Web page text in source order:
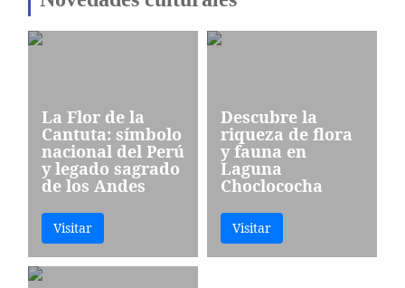
La Flor de la
Cantuta: símbolo
nacional del Perú
y legado sagrado
de los Andes
Visitar
Descubre la
riqueza de flora
y fauna en
Laguna
Choclococha
Visitar